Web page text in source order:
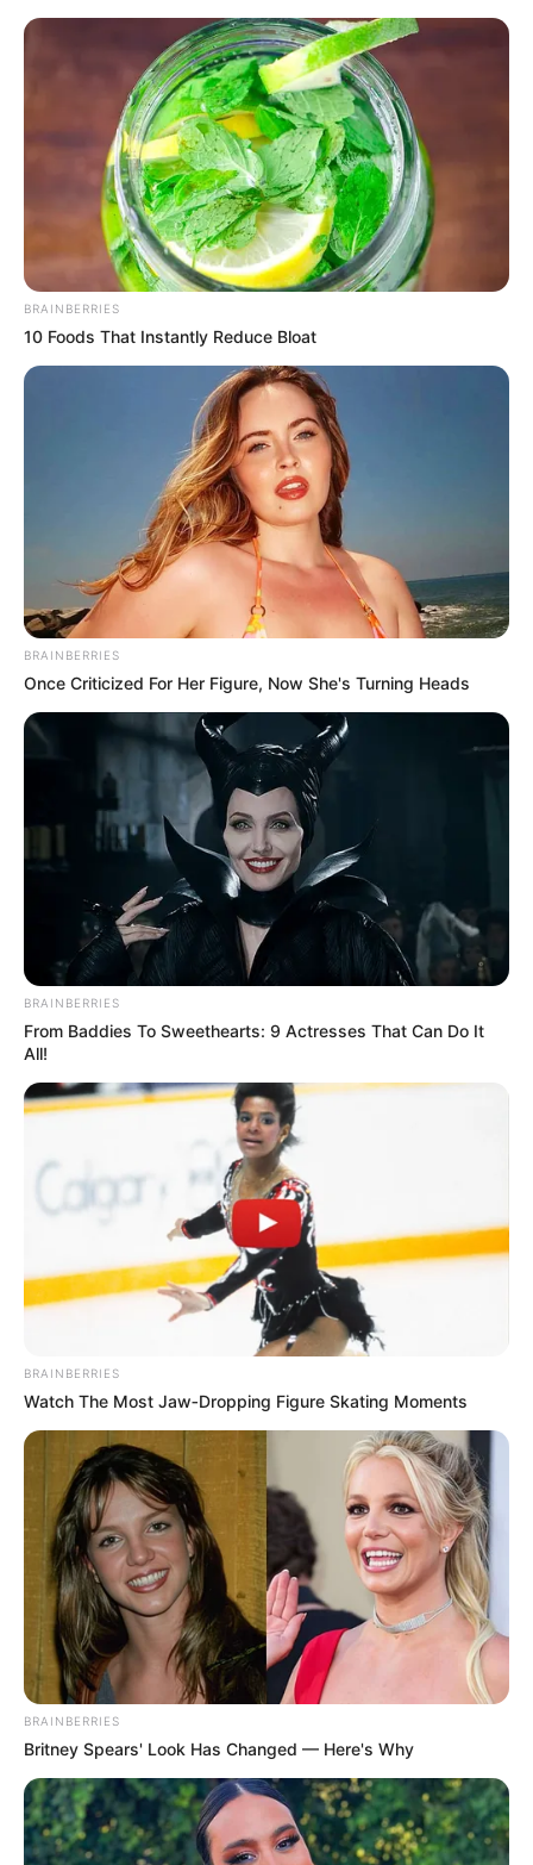
укр рус
Новости
Под Харьковом напали на дачника
04.08.2017, 15:28
Работники полиции Харьковской области
разыскивают злоумышленников, которые напали на
мужчину в его дачном доме.Об этом сообщили в
отделе коммуникаций Главного управления
Нацполиции в Харьковской области.
Это произошло сегодня, 4 августа, около 01:00 ночи в
с.Старица Волчанского района. Воры забрали 450 грн.
и скрылись с места преступления.
В отдел полиции обратился 59-летний пострадавший,
который рассказал, что ночью трое неизвестных
ворвались через окно в его дом, связали и стали
требовать деньги. Злоумышленники были в масках и с
предметом, похожим на пистолет. Мужчина сказал о
наличии денег в гараже. Когда воры пошли искать
средства, он смог развязать ноги и побежать за
помощью.
С места происшествия сотрудники полиции изъяли
вещественные доказательства.
Решается вопрос о квалификации данного события.
Принимаются меры для задержания нападавших.
Марина Шевченко
Поделиться:
ЭТО ИНТЕРЕСНО
Her Story Isn't What You Think—You''ll Be
Surprised
Brainberries
Once Criticized For Her Figure, Now She's Turning
Heads
Brainberries